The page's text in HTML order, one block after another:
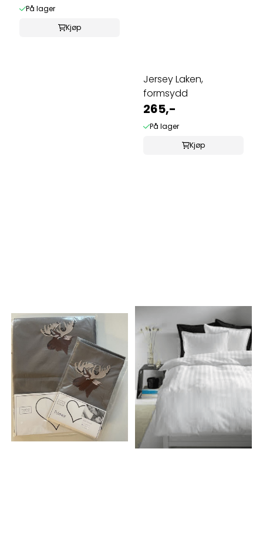
På lager
Kjøp
Jersey Laken,
formsydd
265,-
På lager
Kjøp